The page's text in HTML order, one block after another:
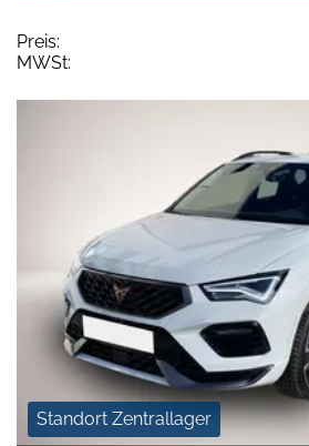
Preis:
MWSt:
Standort Zentrallager